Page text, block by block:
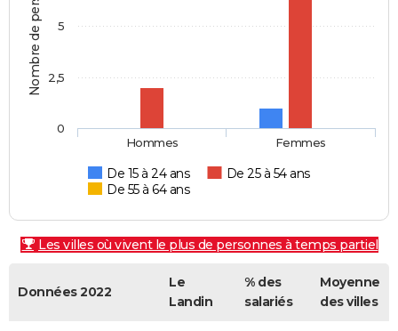
De 15 à 24 ans
De 25 à 54 ans
De 55 à 64 ans
Hommes Femmes
0
2,5
5
Les villes où vivent le plus de personnes à temps partiel
Données 2022
Le
Landin
% des
salariés
Moyenne
des villes